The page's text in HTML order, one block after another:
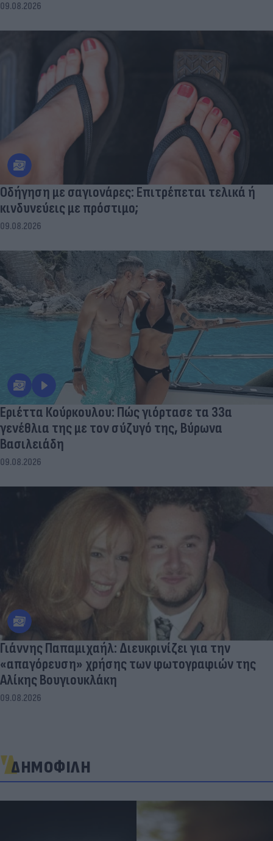
09.08.2026
Οδήγηση με σαγιονάρες: Επιτρέπεται τελικά ή
κινδυνεύεις με πρόστιμο;
09.08.2026
Εριέττα Κούρκουλου: Πώς γιόρτασε τα 33α
γενέθλια της με τον σύζυγό της, Βύρωνα
Βασιλειάδη
09.08.2026
Γιάννης Παπαμιχαήλ: Διευκρινίζει για την
«απαγόρευση» χρήσης των φωτογραφιών της
Αλίκης Βουγιουκλάκη
09.08.2026
ΔΗΜΟΦΙΛΗ